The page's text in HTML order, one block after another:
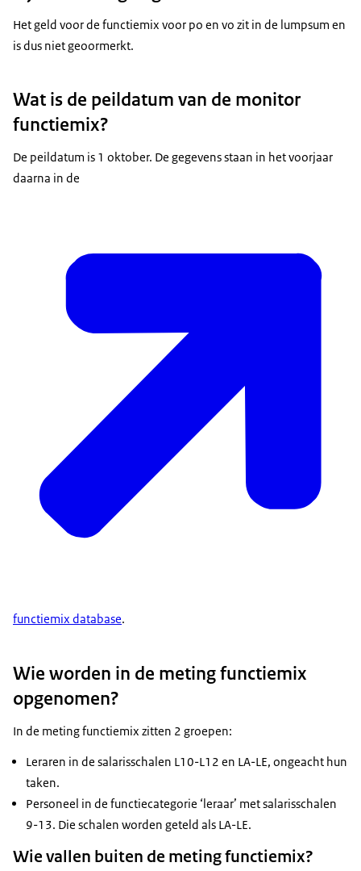
Het geld voor de functiemix voor po en vo zit in de lumpsum en
is dus niet geoormerkt.
Wat is de peildatum van de monitor
functiemix?
De peildatum is 1 oktober. De gegevens staan in het voorjaar
daarna in de
functiemix database.
Wie worden in de meting functiemix
opgenomen?
In de meting functiemix zitten 2 groepen:
Leraren in de salarisschalen L10-L12 en LA-LE, ongeacht hun
taken.
Personeel in de functiecategorie ‘leraar’ met salarisschalen
9-13. Die schalen worden geteld als LA-LE.
Wie vallen buiten de meting functiemix?